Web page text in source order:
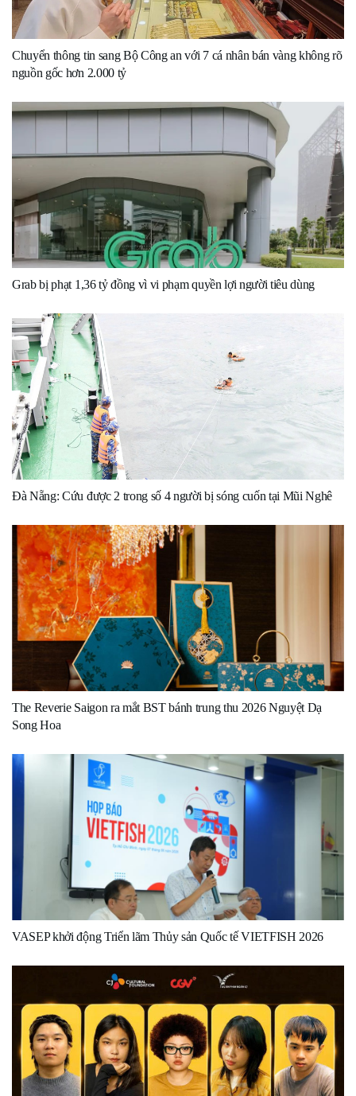
Chuyển thông tin sang Bộ Công an với 7 cá nhân bán vàng không rõ
nguồn gốc hơn 2.000 tỷ
Grab bị phạt 1,36 tỷ đồng vì vi phạm quyền lợi người tiêu dùng
Đà Nẵng: Cứu được 2 trong số 4 người bị sóng cuốn tại Mũi Nghê
The Reverie Saigon ra mắt BST bánh trung thu 2026 Nguyệt Dạ
Song Hoa
VASEP khởi động Triển lãm Thủy sản Quốc tế VIETFISH 2026